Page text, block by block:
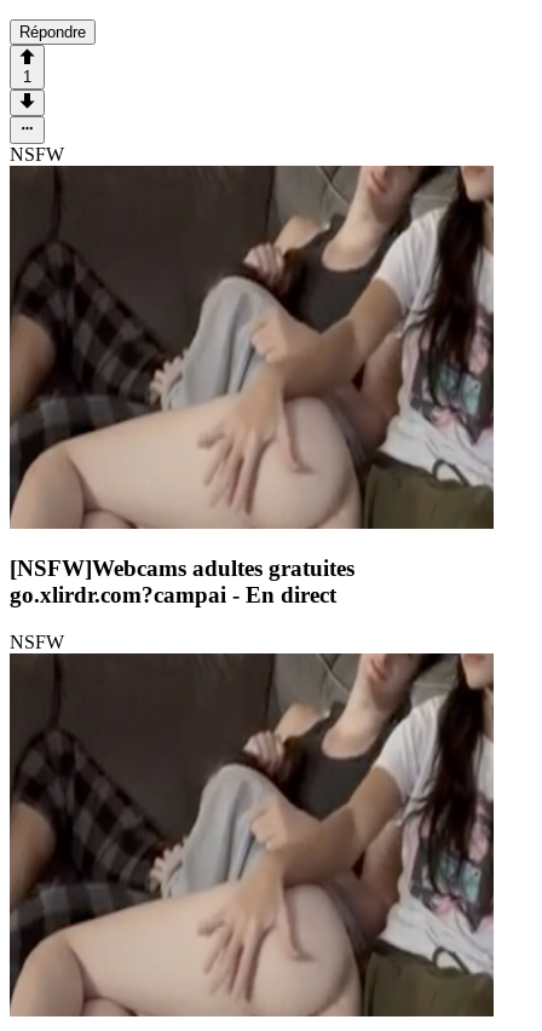
Répondre
1
NSFW
[NSFW]Webcams adultes gratuites
go.xlirdr.com?campai - En direct
NSFW